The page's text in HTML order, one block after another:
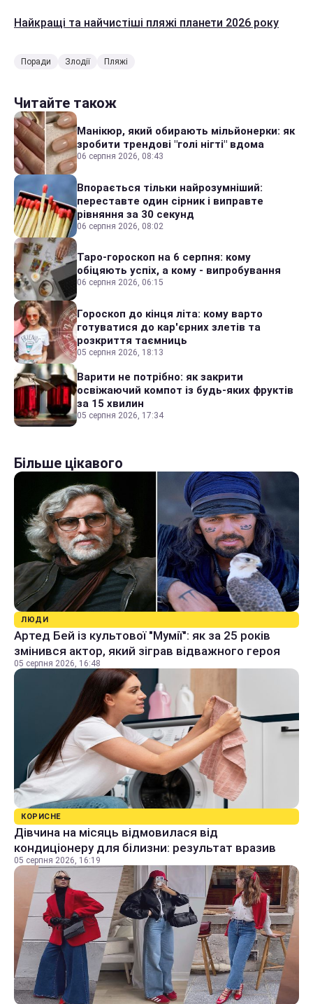
Найкращі та найчистіші пляжі планети 2026 року
Поради Злодії Пляжі
Читайте також
Манікюр, який обирають мільйонерки: як
зробити трендові "голі нігті" вдома
06 серпня 2026, 08:43
Впорається тільки найрозумніший:
переставте один сірник і виправте
рівняння за 30 секунд
06 серпня 2026, 08:02
Таро-гороскоп на 6 серпня: кому
обіцяють успіх, а кому - випробування
06 серпня 2026, 06:15
Гороскоп до кінця літа: кому варто
готуватися до кар'єрних злетів та
розкриття таємниць
05 серпня 2026, 18:13
Варити не потрібно: як закрити
освіжаючий компот із будь-яких фруктів
за 15 хвилин
05 серпня 2026, 17:34
Більше цікавого
ЛЮДИ
Артед Бей із культової "Мумії": як за 25 років
змінився актор, який зіграв відважного героя
05 серпня 2026, 16:48
КОРИСНЕ
Дівчина на місяць відмовилася від
кондиціонеру для білизни: результат вразив
05 серпня 2026, 16:19